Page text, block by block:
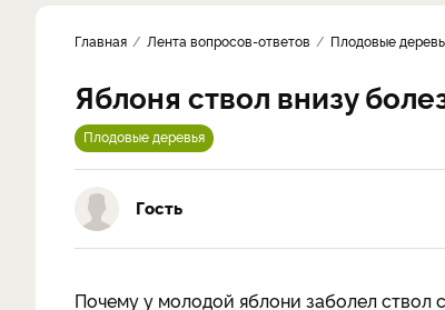
Главная Лента вопросов-ответов Плодовые
Яблоня ствол внизу
Плодовые деревья
Гость
Почему у молодой яблони заболел ствол